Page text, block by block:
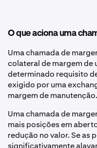
O que aciona uma
Uma chamada de
colateral de margem de
determinado requisito
exigido por uma
margem de manutenção.
Uma chamada de
mais posições em
redução no valor. Se as
significativamente